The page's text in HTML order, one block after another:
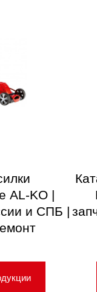
AL-KO |
и СПБ |